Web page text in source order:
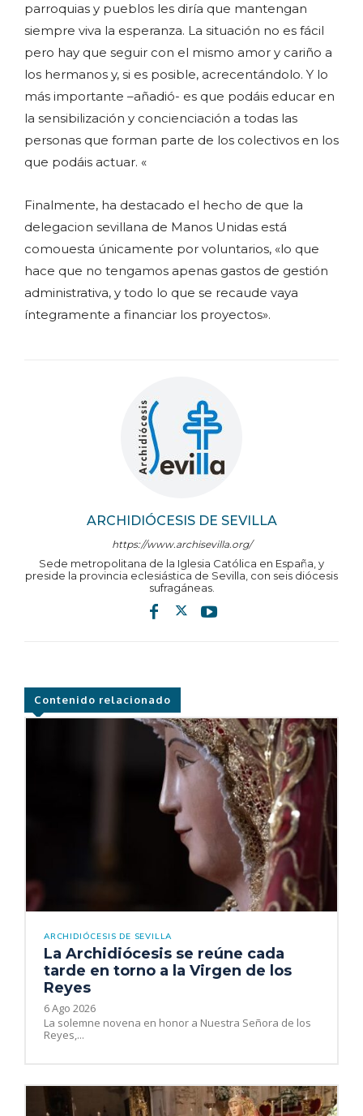
ARCHIDIÓCESIS DE SEVILLA
https://www.archisevilla.org/
Sede metropolitana de la Iglesia Católica en España, y
preside la provincia eclesiástica de Sevilla, con seis diócesis
sufragáneas.
parroquias y pueblos les diría que mantengan
siempre viva la esperanza. La situación no es fácil
pero hay que seguir con el mismo amor y cariño a
los hermanos y, si es posible, acrecentándolo. Y lo
más importante –añadió- es que podáis educar en
la sensibilización y concienciación a todas las
personas que forman parte de los colectivos en los
que podáis actuar. «
Finalmente, ha destacado el hecho de que la
delegacion sevillana de Manos Unidas está
comouesta únicamente por voluntarios, «lo que
hace que no tengamos apenas gastos de gestión
administrativa, y todo lo que se recaude vaya
íntegramente a financiar los proyectos».
Contenido relacionado
ARCHIDIÓCESIS DE SEVILLA
La Archidiócesis se reúne cada
tarde en torno a la Virgen de los
Reyes
6 Ago 2026
La solemne novena en honor a Nuestra Señora de los
Reyes,...